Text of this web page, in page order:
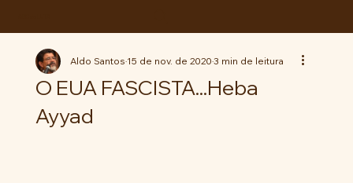
O EUA FASCISTA...Heba
Ayyad
Aldo Santos15 de nov. de 20203 min de leitura